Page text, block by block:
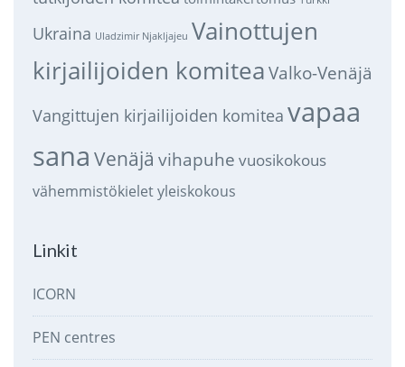
Ukraina Uladzimir Njakljajeu Vainottujen
kirjailijoiden komitea Valko-Venäjä
Vangittujen kirjailijoiden komitea vapaa
sana Venäjä vihapuhe vuosikokous
vähemmistökieletyleiskokous
Linkit
ICORN
PEN centres